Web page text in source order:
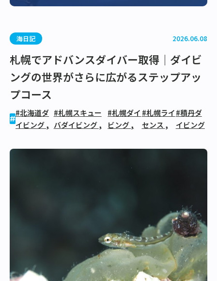
海日記 2026.06.08
札幌でアドバンスダイバー取得｜ダイビ
ングの世界がさらに広がるステップアッ
プコース
#北海道ダ
イビング,
#札幌スキュー
バダイビング,
#札幌ダイ
ビング,
#札幌ライ
センス ,
#積丹ダ
イビング